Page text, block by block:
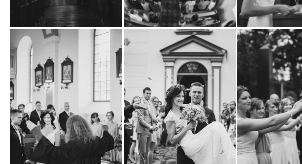
Zobrazit
fotografii
fotografii
Zobrazit
fotografii
Zobrazit
fotografii
Zobrazit
fotografii